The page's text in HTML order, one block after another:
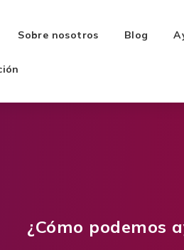
Sobre nosotros Blog
¿Cómo podemos